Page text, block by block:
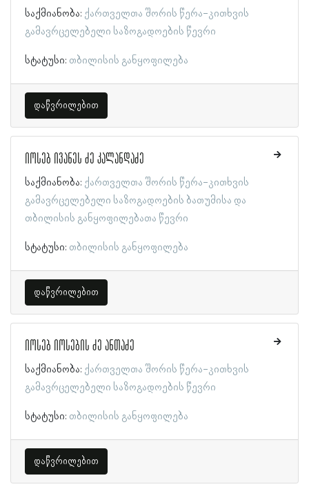
საქმიანობა: ქართველთა შორის წერა-კითხვის
გამავრცელებელი საზოგადოების წევრი
სტატუსი: თბილისის განყოფილება
დაწვრილებით
იოსებ ივანეს ძე კალანდაძე
საქმიანობა: ქართველთა შორის წერა-კითხვის
გამავრცელებელი საზოგადოების ბათუმისა და
თბილისის განყოფილებათა წევრი
სტატუსი: თბილისის განყოფილება
დაწვრილებით
იოსებ იოსების ძე ანთაძე
საქმიანობა: ქართველთა შორის წერა-კითხვის
გამავრცელებელი საზოგადოების წევრი
სტატუსი: თბილისის განყოფილება
დაწვრილებით